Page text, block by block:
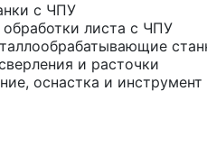
с ЧПУ
листа с ЧПУ
и расточки
оснастка и